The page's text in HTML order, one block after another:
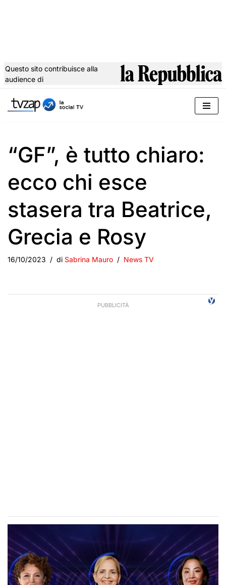
al
Questo sito contribuisce alla
audience di
“GF”, è tutto chiaro:
ecco chi esce
stasera tra Beatrice,
Grecia e Rosy
16/10/2023 di Sabrina Mauro News TV